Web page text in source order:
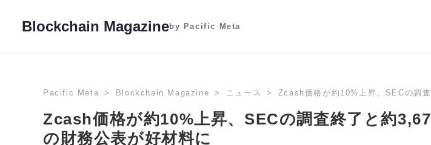
Blockchain Magazineby Pacific Meta
Pacific Meta Blockchain Magazine ニュース Zcash価格が約10%上昇、SECの調
Zcash価格が約10%上昇、SECの調査終了と約
の財務公表が好材料に